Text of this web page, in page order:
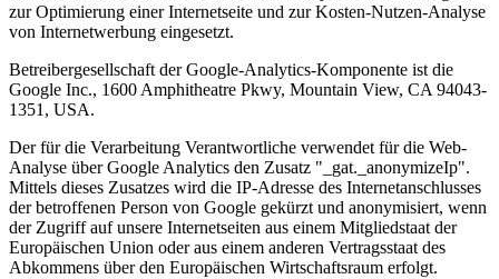
zur Optimierung einer Internetseite und zur Kosten-Nutzen-Analyse
von Internetwerbung eingesetzt.
Betreibergesellschaft der Google-Analytics-Komponente ist die
Google Inc., 1600 Amphitheatre Pkwy, Mountain View, CA 94043-
1351, USA.
Der für die Verarbeitung Verantwortliche verwendet für die Web-
Analyse über Google Analytics den Zusatz "_gat._anonymizeIp".
Mittels dieses Zusatzes wird die IP-Adresse des Internetanschlusses
der betroffenen Person von Google gekürzt und anonymisiert, wenn
der Zugriff auf unsere Internetseiten aus einem Mitgliedstaat der
Europäischen Union oder aus einem anderen Vertragsstaat des
Abkommens über den Europäischen Wirtschaftsraum erfolgt.